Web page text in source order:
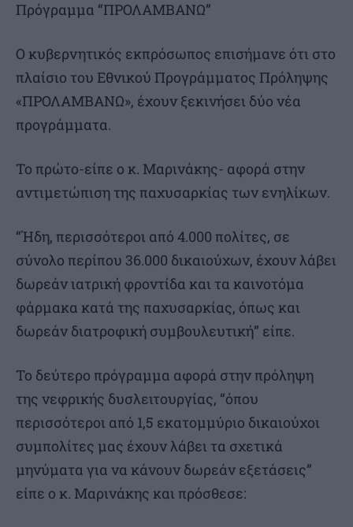
Πρόγραμμα “ΠΡΟΛΑΜΒΑΝΩ”
Ο κυβερνητικός εκπρόσωπος επισήμανε ότι στο
πλαίσιο του Εθνικού Προγράμματος Πρόληψης
«ΠΡΟΛΑΜΒΑΝΩ», έχουν ξεκινήσει δύο νέα
προγράμματα.
Το πρώτο-είπε ο κ. Μαρινάκης- αφορά στην
αντιμετώπιση της παχυσαρκίας των ενηλίκων.
“Ήδη, περισσότεροι από 4.000 πολίτες, σε
σύνολο περίπου 36.000 δικαιούχων, έχουν λάβει
δωρεάν ιατρική φροντίδα και τα καινοτόμα
φάρμακα κατά της παχυσαρκίας, όπως και
δωρεάν διατροφική συμβουλευτική” είπε.
Το δεύτερο πρόγραμμα αφορά στην πρόληψη
της νεφρικής δυσλειτουργίας, “όπου
περισσότεροι από 1,5 εκατομμύριο δικαιούχοι
συμπολίτες μας έχουν λάβει τα σχετικά
μηνύματα για να κάνουν δωρεάν εξετάσεις”
είπε ο κ. Μαρινάκης και πρόσθεσε: